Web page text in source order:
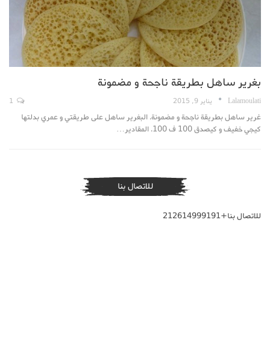
بغرير ساهل بطريقة ناجحة و مضمونة
Lalamoulati يناير 9, 2015
غرير ساهل بطريقة ناجحة و مضمونة. البغرير ساهل على طريقتي و عمري بدلتها
كيجي خفيف و كيصدق 100 ف 100. المقادير…
للاتصال بنا
للاتصال بنا+212614999191